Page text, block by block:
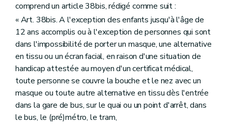
comprend un article 38bis, rédigé comme suit :
« Art. 38bis. A l'exception des enfants jusqu'à l'âge de
12 ans accomplis ou à l'exception de personnes qui sont
dans l'impossibilité de porter un masque, une alternative
en tissu ou un écran facial, en raison d'une situation de
handicap attestée au moyen d'un certificat médical,
toute personne se couvre la bouche et le nez avec un
masque ou toute autre alternative en tissu dès l'entrée
dans la gare de bus, sur le quai ou un point d'arrêt, dans
le bus, le (pré)métro, le tram,